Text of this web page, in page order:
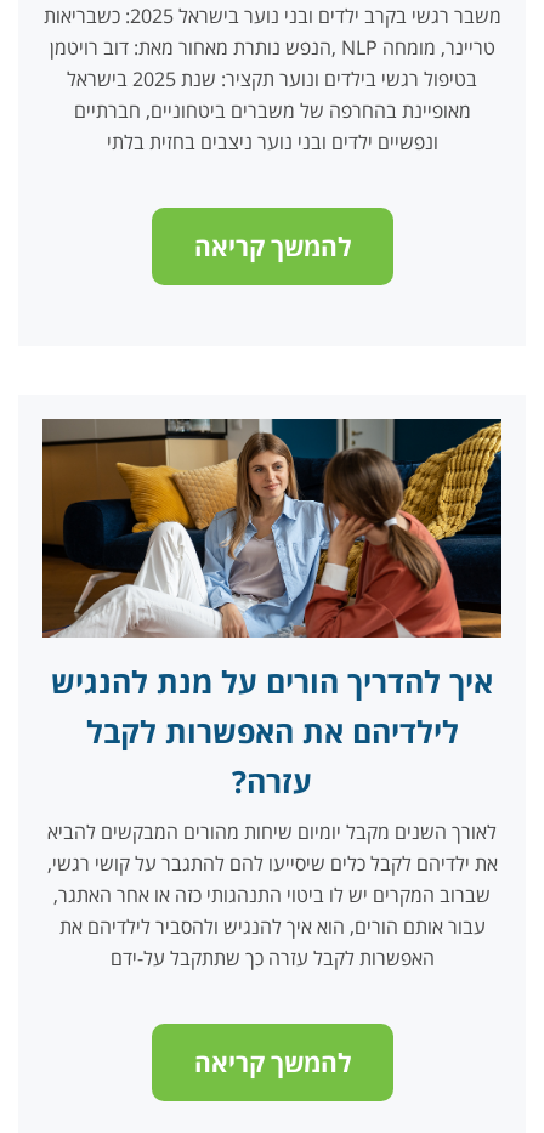
משבר רגשי בקרב ילדים ובני נוער בישראל 2025: כשבריאות
הנפש נותרת מאחור מאת: דוב רויטמן, NLP טריינר, מומחה
בטיפול רגשי בילדים ונוער תקציר: שנת 2025 בישראל
מאופיינת בהחרפה של משברים ביטחוניים, חברתיים
ונפשיים ילדים ובני נוער ניצבים בחזית בלתי
להמשך קריאה
איך להדריך הורים על מנת להנגיש
לילדיהם את האפשרות לקבל
עזרה?
לאורך השנים מקבל יומיום שיחות מהורים המבקשים להביא
את ילדיהם לקבל כלים שיסייעו להם להתגבר על קושי רגשי,
שברוב המקרים יש לו ביטוי התנהגותי כזה או אחר האתגר,
עבור אותם הורים, הוא איך להנגיש ולהסביר לילדיהם את
האפשרות לקבל עזרה כך שתתקבל על-ידם
להמשך קריאה